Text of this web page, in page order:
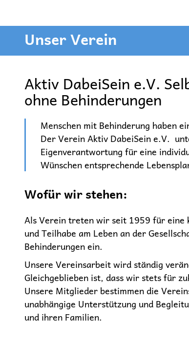
Unser Verein
Aktiv DabeiSein e.V.
ohne Behinderungen
Menschen mit Behinderung haben
Der Verein Aktiv DabeiSein e.V.
Eigenverantwortung für eine
Wünschen entsprechende
Wofür wir stehen:
Als Verein treten wir seit 1959 für eine
und Teilhabe am Leben an der
Behinderungen ein.
Unsere Vereinsarbeit wird ständig
Gleichgeblieben ist, dass wir stets für
Unsere Mitglieder bestimmen die
unabhängige Unterstützung und
und ihren Familien.